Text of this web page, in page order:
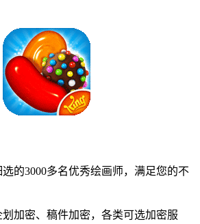
3000多名优秀绘画师，满足您的不
密、稿件加密，各类可选加密服